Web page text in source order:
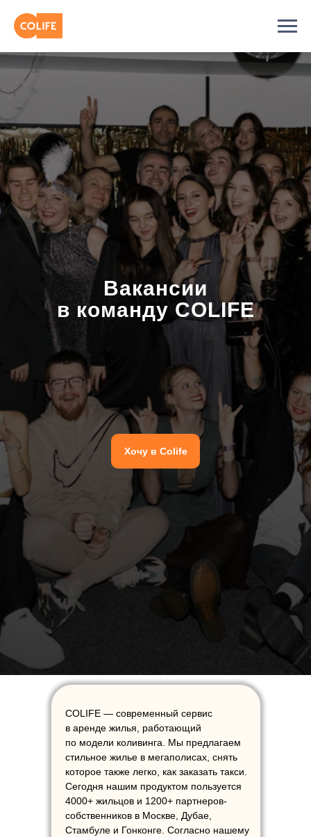
Вакансии
в команду COLIFE
Хочу в Colife
COLIFE — современный сервис
в аренде жилья, работающий
по модели коливинга. Мы предлагаем
стильное жилье в мегаполисах, снять
которое также легко, как заказать такси.
Сегодня нашим продуктом пользуется
4000+ жильцов и 1200+ партнеров-
собственников в Москве, Дубае,
Стамбуле и Гонконге. Согласно нашему